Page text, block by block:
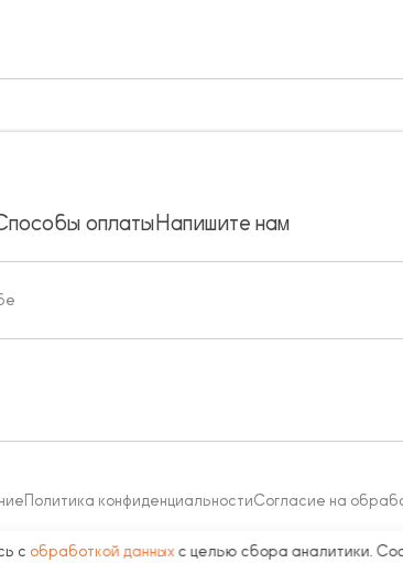
оплатыНапишите нам
Политика конфиденциальностиСогласие на
с обработкой данных с целью сбора аналитики.